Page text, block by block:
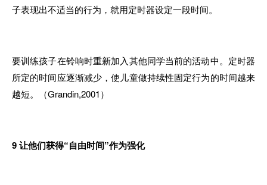
子表现出不适当的行为，就用定时器设定一段时间。
要训练孩子在铃响时重新加入其他同学当前的活动中。定时器
所定的时间应逐渐减少，使儿童做持续性固定行为的时间越来
越短。（Grandin,2001）
9让他们获得“自由时间”作为强化